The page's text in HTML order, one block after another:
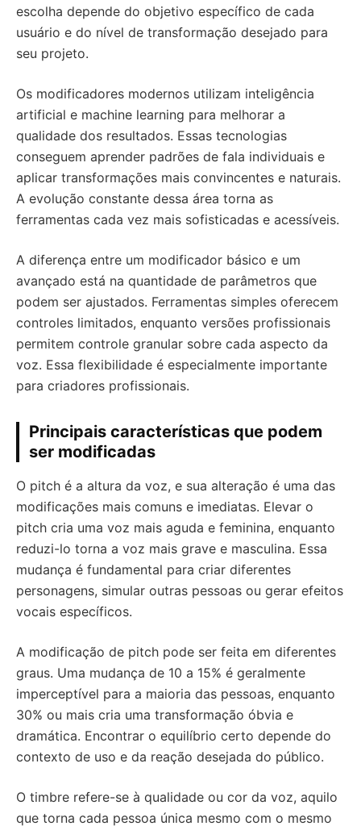
escolha depende do objetivo específico de cada
usuário e do nível de transformação desejado para
seu projeto.
Os modificadores modernos utilizam inteligência
artificial e machine learning para melhorar a
qualidade dos resultados. Essas tecnologias
conseguem aprender padrões de fala individuais e
aplicar transformações mais convincentes e naturais.
A evolução constante dessa área torna as
ferramentas cada vez mais sofisticadas e acessíveis.
A diferença entre um modificador básico e um
avançado está na quantidade de parâmetros que
podem ser ajustados. Ferramentas simples oferecem
controles limitados, enquanto versões profissionais
permitem controle granular sobre cada aspecto da
voz. Essa flexibilidade é especialmente importante
para criadores profissionais.
Principais características que podem
ser modificadas
O pitch é a altura da voz, e sua alteração é uma das
modificações mais comuns e imediatas. Elevar o
pitch cria uma voz mais aguda e feminina, enquanto
reduzi-lo torna a voz mais grave e masculina. Essa
mudança é fundamental para criar diferentes
personagens, simular outras pessoas ou gerar efeitos
vocais específicos.
A modificação de pitch pode ser feita em diferentes
graus. Uma mudança de 10 a 15% é geralmente
imperceptível para a maioria das pessoas, enquanto
30% ou mais cria uma transformação óbvia e
dramática. Encontrar o equilíbrio certo depende do
contexto de uso e da reação desejada do público.
O timbre refere-se à qualidade ou cor da voz, aquilo
que torna cada pessoa única mesmo com o mesmo